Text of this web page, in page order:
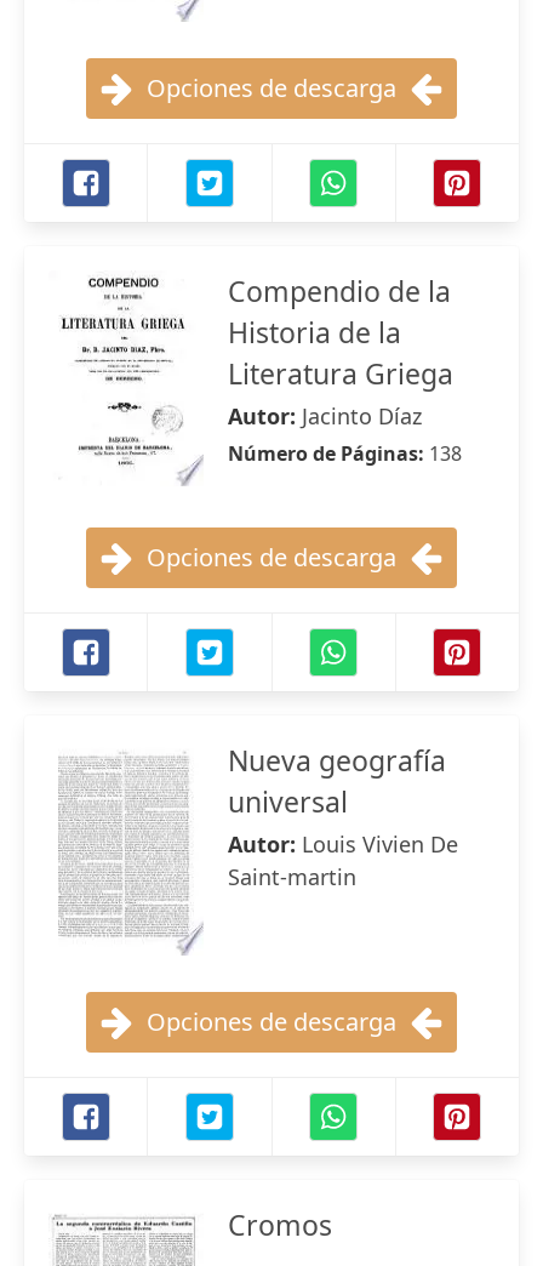
Opciones de descarga
Compendio de la
Historia de la
Literatura Griega
Autor: Jacinto Díaz
Número de Páginas: 138
Opciones de descarga
Nueva geografía
universal
Autor: Louis Vivien De
Saint-martin
Opciones de descarga
Cromos